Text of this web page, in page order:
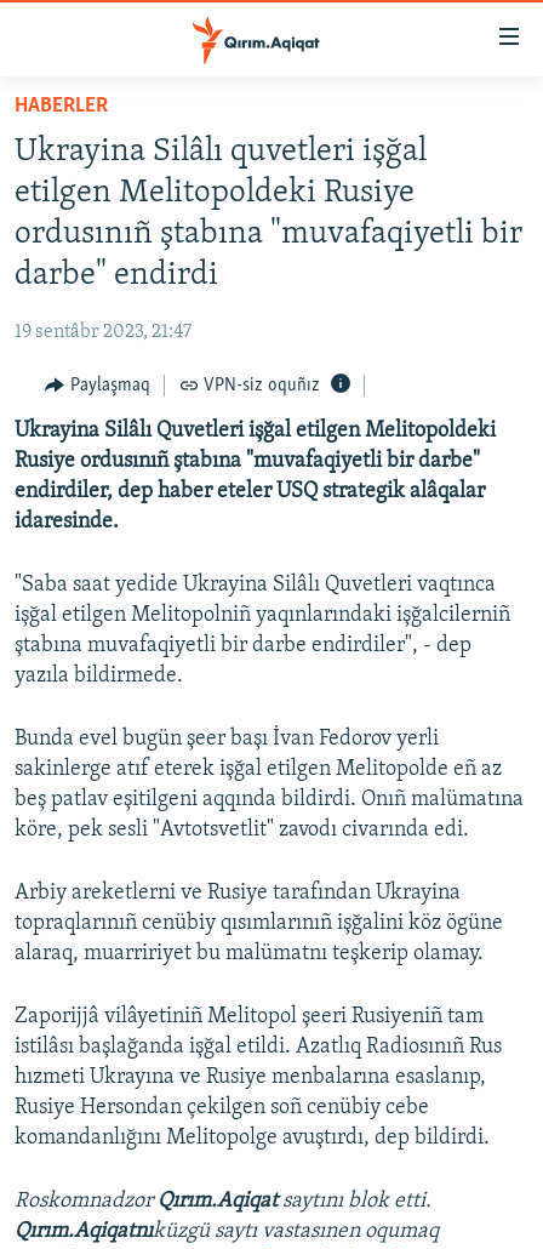
Esas
qaytmaq
Baş
navigatsiyağa
qaytmaq
Qıdıruvğa
HABERLER
SİYASET
İQTİSADİYAT
CEMİYET
İNSAN AQLARI
VİDEO
SÜRET
BLOGLAR
FİKİR
Русский
Українською
RFE/RS bütün saytları
HABERLER
Ukrayina Silâlı quvetleri işğal
etilgen Melitopoldeki Rusiye
ordusınıñ ştabına "muvafaqiyetli bir
darbe" endirdi
19 sentâbr 2023, 21:47
Paylaşmaq VPN-siz oquñız
Ukrayina Silâlı Quvetleri işğal etilgen Melitopoldeki
Rusiye ordusınıñ ştabına "muvafaqiyetli bir darbe"
endirdiler, dep haber eteler USQ strategik alâqalar
idaresinde.
"Saba saat yedide Ukrayina Silâlı Quvetleri vaqtınca
işğal etilgen Melitopolniñ yaqınlarındaki işğalcilerniñ
ştabına muvafaqiyetli bir darbe endirdiler", - dep
yazıla bildirmede.
Bunda evel bugün şeer başı İvan Fedorov yerli
sakinlerge atıf eterek işğal etilgen Melitopolde eñ az
beş patlav eşitilgeni aqqında bildirdi. Onıñ malümatına
köre, pek sesli "Avtotsvetlit" zavodı civarında edi.
Arbiy areketlerni ve Rusiye tarafından Ukrayina
topraqlarınıñ cenübiy qısımlarınıñ işğalini köz ögüne
alaraq, muarririyet bu malümatnı teşkerip olamay.
Zaporijjâ vilâyetiniñ Melitopol şeeri Rusiyeniñ tam
istilâsı başlağanda işğal etildi. Azatlıq Radiosınıñ Rus
hızmeti Ukrayına ve Rusiye menbalarına esaslanıp,
Rusiye Hersondan çekilgen soñ cenübiy cebe
komandanlığını Melitopolge avuştırdı, dep bildirdi.
Roskomnadzor Qırım.Aqiqatsaytını blok etti.
Qırım.Aqiqatnıküzgü saytı vastasınen oqumaq